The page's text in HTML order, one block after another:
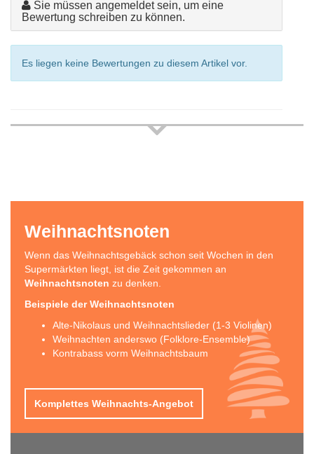
Sie müssen angemeldet sein, um eine
Bewertung schreiben zu können.
Es liegen keine Bewertungen zu diesem Artikel vor.
Weihnachtsnoten
Wenn das Weihnachtsgebäck schon seit Wochen in den
Supermärkten liegt, ist die Zeit gekommen an
Weihnachtsnoten zu denken.
Beispiele der Weihnachtsnoten
Alte-Nikolaus und Weihnachtslieder (1-3 Violinen)
Weihnachten anderswo (Folklore-Ensemble)
Kontrabass vorm Weihnachtsbaum
Komplettes Weihnachts-Angebot